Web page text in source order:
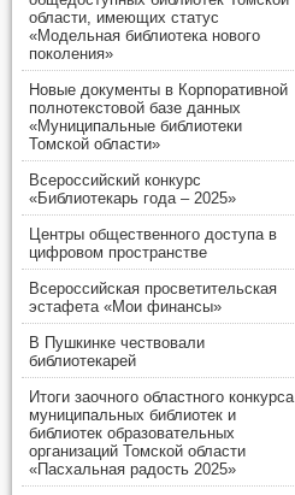
области, имеющих статус
«Модельная библиотека нового
поколения»
Новые документы в Корпоративной
полнотекстовой базе данных
«Муниципальные библиотеки
Томской области»
Всероссийский конкурс
«Библиотекарь года – 2025»
Центры общественного доступа в
цифровом пространстве
Всероссийская просветительская
эстафета «Мои финансы»
В Пушкинке чествовали
библиотекарей
Итоги заочного областного конкурса
муниципальных библиотек и
библиотек образовательных
организаций Томской области
«Пасхальная радость 2025»